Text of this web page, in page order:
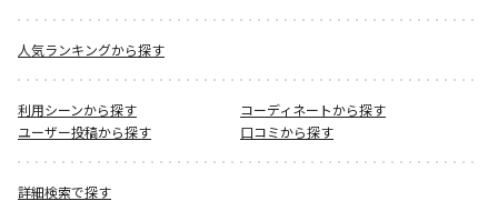
人気ランキングから探す
利用シーンから探す
コーディネートから探す
ユーザー投稿から探す
口コミから探す
詳細検索で探す